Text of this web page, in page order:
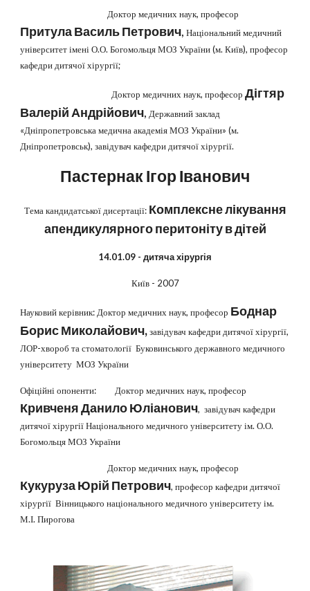
Доктор медичних наук, професор
Притула Василь Петрович, Національний медичний
університет імені О.О. Богомольця МОЗ України (м. Київ), професор
кафедри дитячої хірургії;
Доктор медичних наук, професорДігтяр
Валерій Андрійович, Державний заклад
«Дніпропетровська медична академія МОЗ України» (м.
Дніпропетровськ), завідувач кафедри дитячої хірургії.
Пастернак Ігор Іванович
Тема кандидатської дисертації: Комплексне лікування
апендикулярного перитоніту в дітей
14.01.09 - дитяча хірургія
Київ - 2007
Науковий керівник: Доктор медичних наук, професор Боднар
Борис Миколайович,завідувач кафедри дитячої хірургії,
ЛОР-хвороб та стоматології Буковинського державного медичного
університету МОЗ України
Офіційні опоненти: Доктор медичних наук, професор
Кривченя Данило Юліанович, завідувач кафедри
дитячої хірургії Національного медичного університету ім. О.О.
Богомольця МОЗ України
Доктор медичних наук, професор
Кукуруза Юрій Петрович, професор кафедри дитячої
хірургії Вінницького національного медичного університету ім.
М.І. Пирогова